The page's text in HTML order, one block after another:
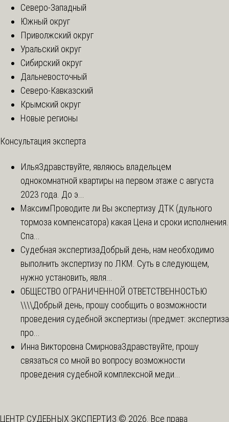
Северо-Западный
Южный округ
Приволжский округ
Уральский округ
Сибирский округ
Дальневосточный
Северо-Кавказский
Крымский округ
Новые регионы
Консультация эксперта
ИльяЗдравствуйте, являюсь владельцем
однокомнатной квартиры на первом этаже с августа
2023 года. До э...
МаксимПроводите ли Вы экспертизу ДТК (дульного
тормоза компенсатора) какая Цена и сроки исполнения.
Спа...
Судебная экспертизаДобрый день, нам необходимо
выполнить экспертизу по ЛКМ. Суть в следующем,
нужно установить, явля...
ОБЩЕСТВО ОГРАНИЧЕННОЙ ОТВЕТСТВЕННОСТЬЮ
\\\\Добрый день, прошу сообщить о возможности
проведения судебной экспертизы (предмет: экспертиза
про...
Инна Викторовна СмирноваЗдравствуйте, прошу
связаться со мной во вопросу возможности
проведения судебной комплексной меди...
ЦЕНТР СУДЕБНЫХ ЭКСПЕРТИЗ © 2026. Все права